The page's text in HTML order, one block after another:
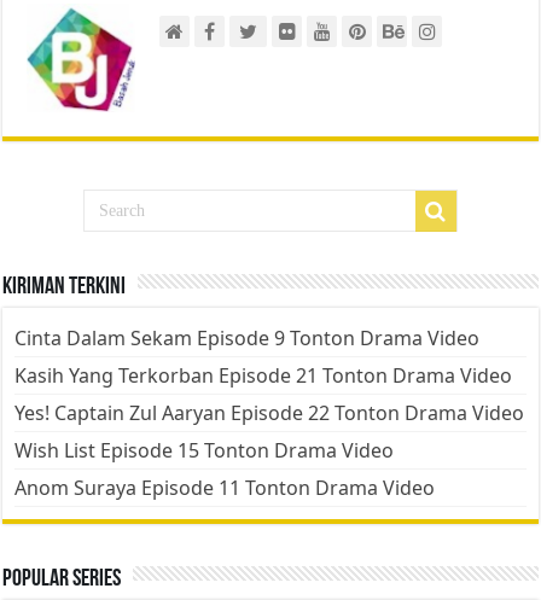
Kiriman Terkini
Cinta Dalam Sekam Episode 9 Tonton Drama Video
Kasih Yang Terkorban Episode 21 Tonton Drama Video
Yes! Captain Zul Aaryan Episode 22 Tonton Drama Video
Wish List Episode 15 Tonton Drama Video
Anom Suraya Episode 11 Tonton Drama Video
Popular Series